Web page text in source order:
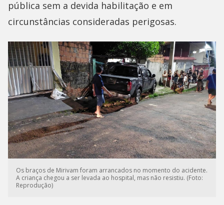
pública sem a devida habilitação e em
circunstâncias consideradas perigosas.
Os braços de Mirivam foram arrancados no momento do acidente.
A criança chegou a ser levada ao hospital, mas não resistiu. (Foto:
Reprodução)